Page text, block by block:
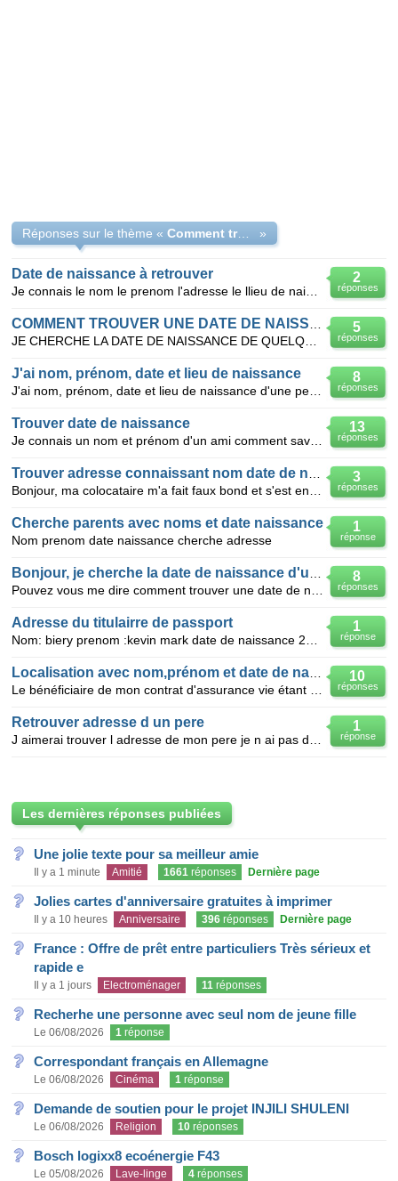
Réponses sur le thème « Comment trouver la date de naissance de quelqu'un? »
2
réponses
Date de naissance à retrouver
5
réponses
8
réponses
J'ai nom, prénom, date et lieu de naissance
13
réponses
Trouver date de naissance
3
réponses
1
réponse
Cherche parents avec noms et date naissance
Nom prenom date naissance cherche adresse
8
réponses
1
réponse
Adresse du titulairre de passport
10
réponses
1
réponse
Retrouver adresse d un pere
Les dernières réponses publiées
Une jolie texte pour sa meilleur amie
Il y a 1 minute Amitié 1661 réponses Dernière page
Jolies cartes d'anniversaire gratuites à imprimer
Il y a 10 heures Anniversaire 396 réponses Dernière page
France : Offre de prêt entre particuliers Très sérieux et
rapide e
Il y a 1 jours Electroménager 11 réponses
Recherhe une personne avec seul nom de jeune fille
Le 06/08/2026 1 réponse
Correspondant français en Allemagne
Le 06/08/2026 Cinéma 1 réponse
Demande de soutien pour le projet INJILI SHULENI
Le 06/08/2026 Religion 10 réponses
Bosch logixx8 ecoénergie F43
Le 05/08/2026 Lave-linge 4 réponses